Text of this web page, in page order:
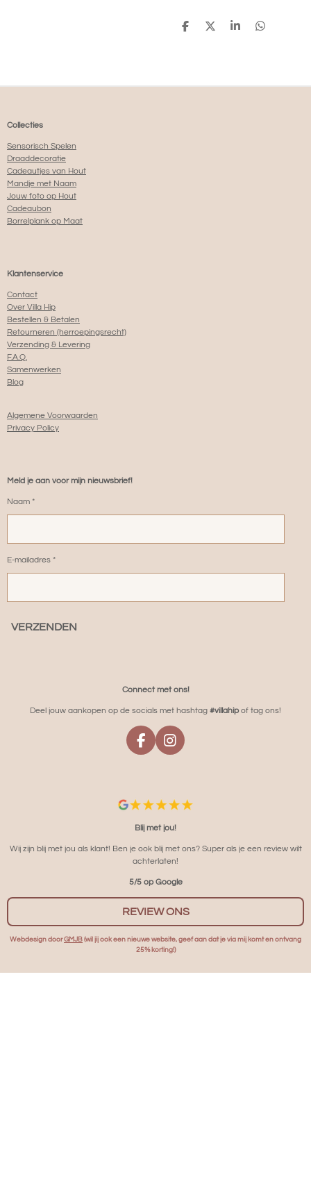
D
D
S
D
Collecties
Sensorisch Spelen
Draaddecoratie
Cadeautjes van Hout
Mandje met Naam
Jouw foto op Hout
Cadeaubon
Borrelplank op Maat
Klantenservice
Contact
Over Villa Hip
Bestellen & Betalen
Retourneren (herroepingsrecht)
Verzending & Levering
F.A.Q.
Samenwerken
Blog
Algemene Voorwaarden
Privacy Policy
Meld je aan voor mijn nieuwsbrief!
Naam *
E-mailadres *
VERZENDEN
Connect met ons!
Deel jouw aankopen op de socials met hashtag #villahipof tag ons!
F
A
B
O
O
I
N
A
G
R
M
Blij met jou!
Wij zijn blij met jou als klant! Ben je ook blij met ons? Super als je een review wilt
achterlaten!
5/5 op Google
REVIEW ONS
Webdesign doorGMJB (wil jij ook een nieuwe website, geef aan dat je via mij komt en ontvang
25% korting!)